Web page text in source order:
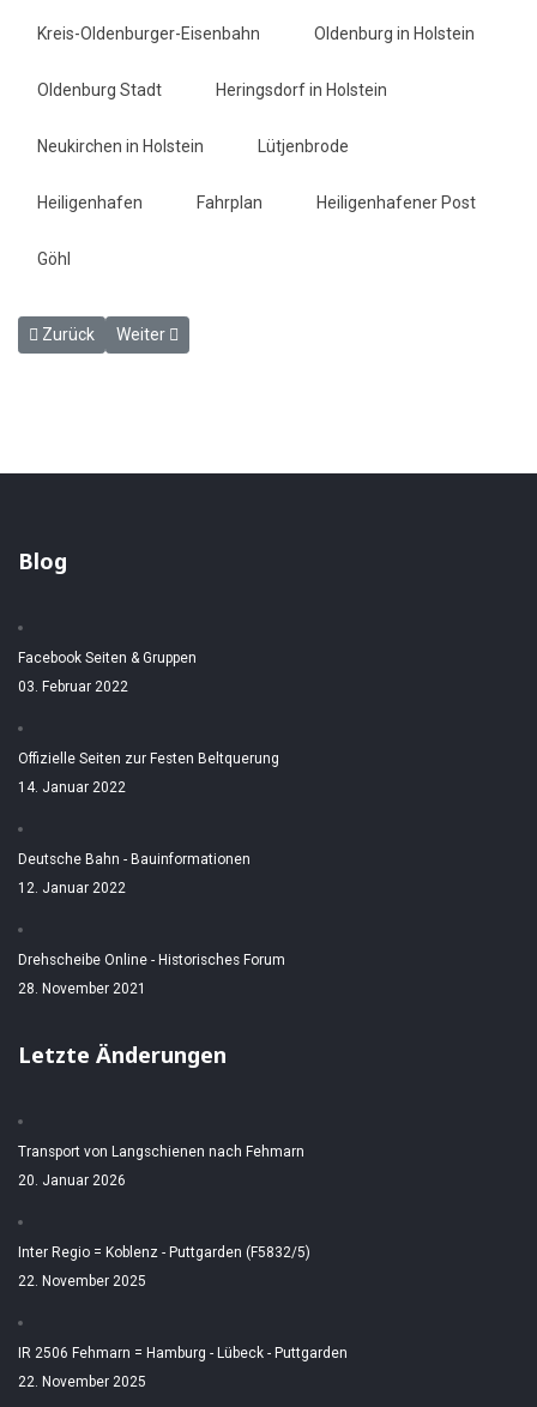
Kreis-Oldenburger-Eisenbahn Oldenburg in Holstein
Oldenburg Stadt Heringsdorf in Holstein
Neukirchen in Holstein Lütjenbrode
Heiligenhafen Fahrplan Heiligenhafener Post
Göhl
Vorheriger Beitrag: BEKANNTMACHUNG - Viehbesitzer - HP
Zurück Nächster Beitrag: Anhalten von 5 Zügen auf dem
Weiter
Blog
Facebook Seiten & Gruppen
03. Februar 2022
Offizielle Seiten zur Festen Beltquerung
14. Januar 2022
Deutsche Bahn - Bauinformationen
12. Januar 2022
Drehscheibe Online - Historisches Forum
28. November 2021
Letzte Änderungen
Transport von Langschienen nach Fehmarn
20. Januar 2026
Inter Regio = Koblenz - Puttgarden (F5832/5)
22. November 2025
IR 2506 Fehmarn = Hamburg - Lübeck - Puttgarden
22. November 2025